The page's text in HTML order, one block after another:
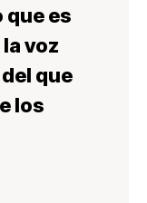
que es
voz
que
los